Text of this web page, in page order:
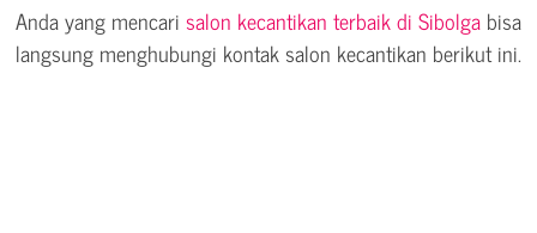
Anda yang mencari salon kecantikan terbaik di Sibolga bisa
langsung menghubungi kontak salon kecantikan berikut ini.